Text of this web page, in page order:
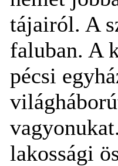
tájairól. A
faluban. A
pécsi
lakossági